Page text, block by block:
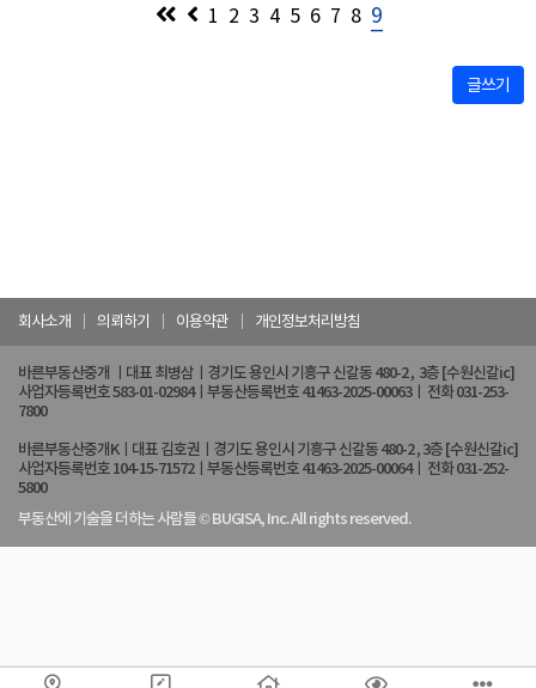
1 2 3 4 5 6 7 8 9
글쓰기
회사소개 의뢰하기 이용약관 개인정보처리방침
바른부동산중개 ㅣ대표 최병삼ㅣ경기도 용인시 기흥구 신갈동 480-2 , 3층 [수원신갈ic]
사업자등록번호 583-01-02984ㅣ부동산등록번호 41463-2025-00063ㅣ 전화 031-253-
7800
바른부동산중개Kㅣ대표 김호권ㅣ경기도 용인시 기흥구 신갈동 480-2 , 3층 [수원신갈ic]
사업자등록번호 104-15-71572ㅣ부동산등록번호 41463-2025-00064ㅣ 전화 031-252-
5800
부동산에 기술을 더하는 사람들 © BUGISA, Inc. All rights reserved.